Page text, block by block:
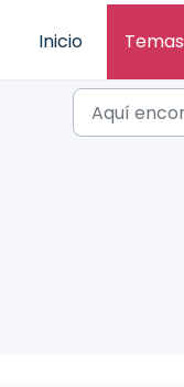
Inicio Temas